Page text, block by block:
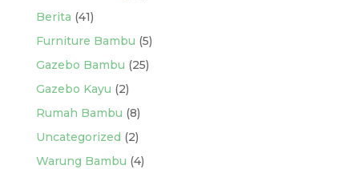
Berita (41)
Furniture Bambu (5)
Gazebo Bambu (25)
Gazebo Kayu (2)
Rumah Bambu (8)
Uncategorized (2)
Warung Bambu (4)